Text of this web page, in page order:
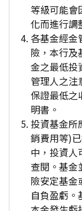
等級可能會
化而進行調
各基金經金
險，本行及
金之最低投
管理人之注
保證最低之
明書。
投資基金所
銷費用等)
中，投資人
查閱。基金
險安定基金
自負盈虧